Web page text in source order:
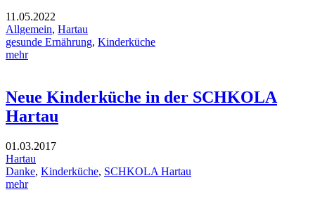
11.05.2022
Allgemein, Hartau
gesunde Ernährung, Kinderküche
mehr
Neue Kinderküche in der SCHKOLA
Hartau
01.03.2017
Hartau
Danke, Kinderküche, SCHKOLA Hartau
mehr